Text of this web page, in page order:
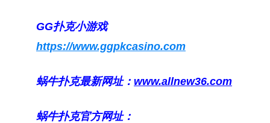
GG扑克小游戏
https://www.ggpkcasino.com
蜗牛扑克最新网址： www.allnew36.com
蜗牛扑克官方网址：